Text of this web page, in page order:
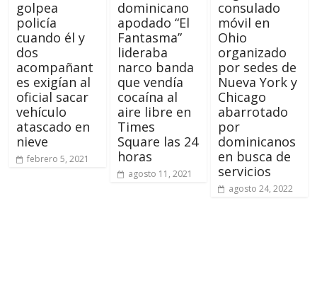
golpea
policía
cuando él y
dos
acompañant
es exigían al
oficial sacar
vehículo
atascado en
nieve
febrero 5, 2021
dominicano
apodado “El
Fantasma”
lideraba
narco banda
que vendía
cocaína al
aire libre en
Times
Square las 24
horas
agosto 11, 2021
consulado
móvil en
Ohio
organizado
por sedes de
Nueva York y
Chicago
abarrotado
por
dominicanos
en busca de
servicios
agosto 24, 2022